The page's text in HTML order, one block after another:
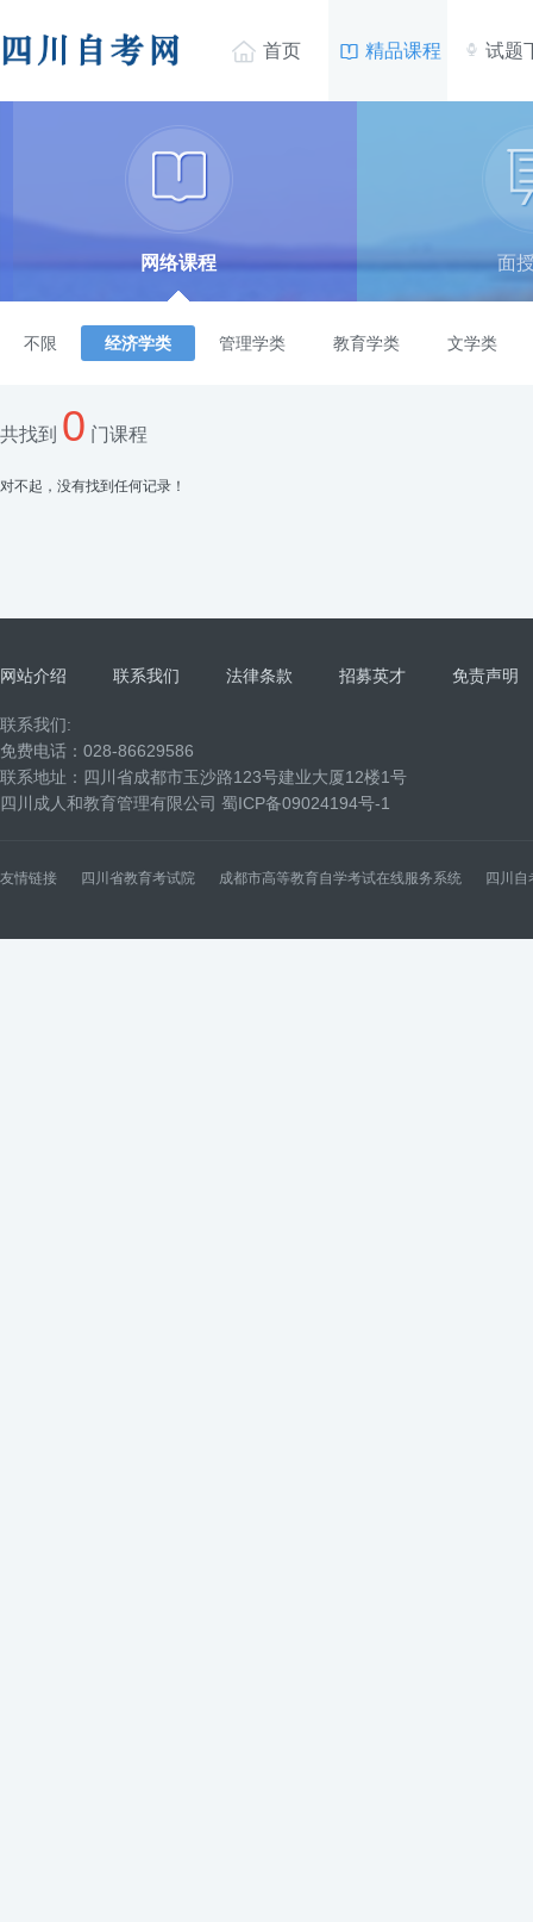
 首页  精品课程  试题
网络课程 面
不限 经济学类 管理学类 教育学类 文学类
共找到 0 门课程
对不起，没有找到任何记录！
网站介绍 联系我们 法律条款 招募英才 免责声明
联系我们:
免费电话：028-86629586
联系地址：四川省成都市玉沙路123号建业大厦12楼1号
四川成人和教育管理有限公司 蜀ICP备09024194号-1
友情链接 四川省教育考试院 成都市高等教育自学考试在线服务系统 四川